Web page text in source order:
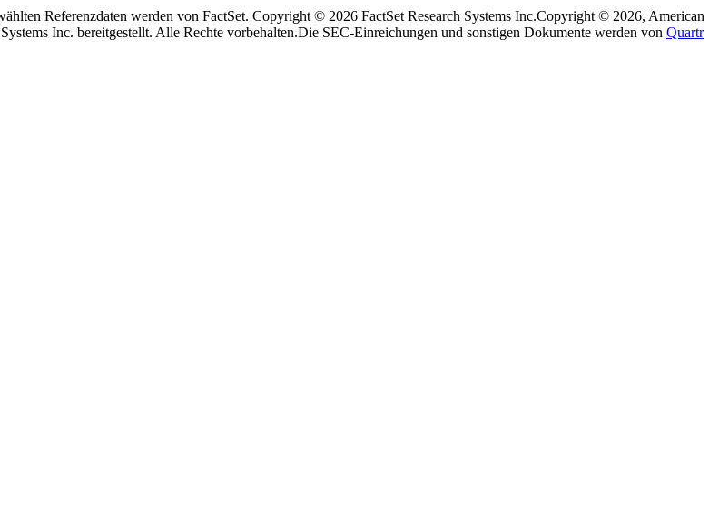
Referenzdaten werden von FactSet. Copyright © 2026 FactSet Research Systems Inc.Copyright © 2026, American
Inc. bereitgestellt. Alle Rechte vorbehalten.Die SEC-Einreichungen und sonstigen Dokumente werden von Quartr